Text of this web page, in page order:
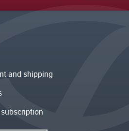
and shipping